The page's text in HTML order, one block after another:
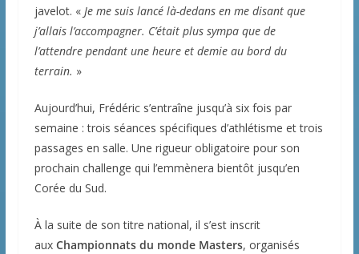
javelot. « Je me suis lancé là-dedans en me disant que
j’allais l’accompagner. C’était plus sympa que de
l’attendre pendant une heure et demie au bord du
terrain. »
Aujourd’hui, Frédéric s’entraîne jusqu’à six fois par
semaine : trois séances spécifiques d’athlétisme et trois
passages en salle. Une rigueur obligatoire pour son
prochain challenge qui l’emmènera bientôt jusqu’en
Corée du Sud.
À la suite de son titre national, il s’est inscrit
aux Championnats du monde Masters, organisés